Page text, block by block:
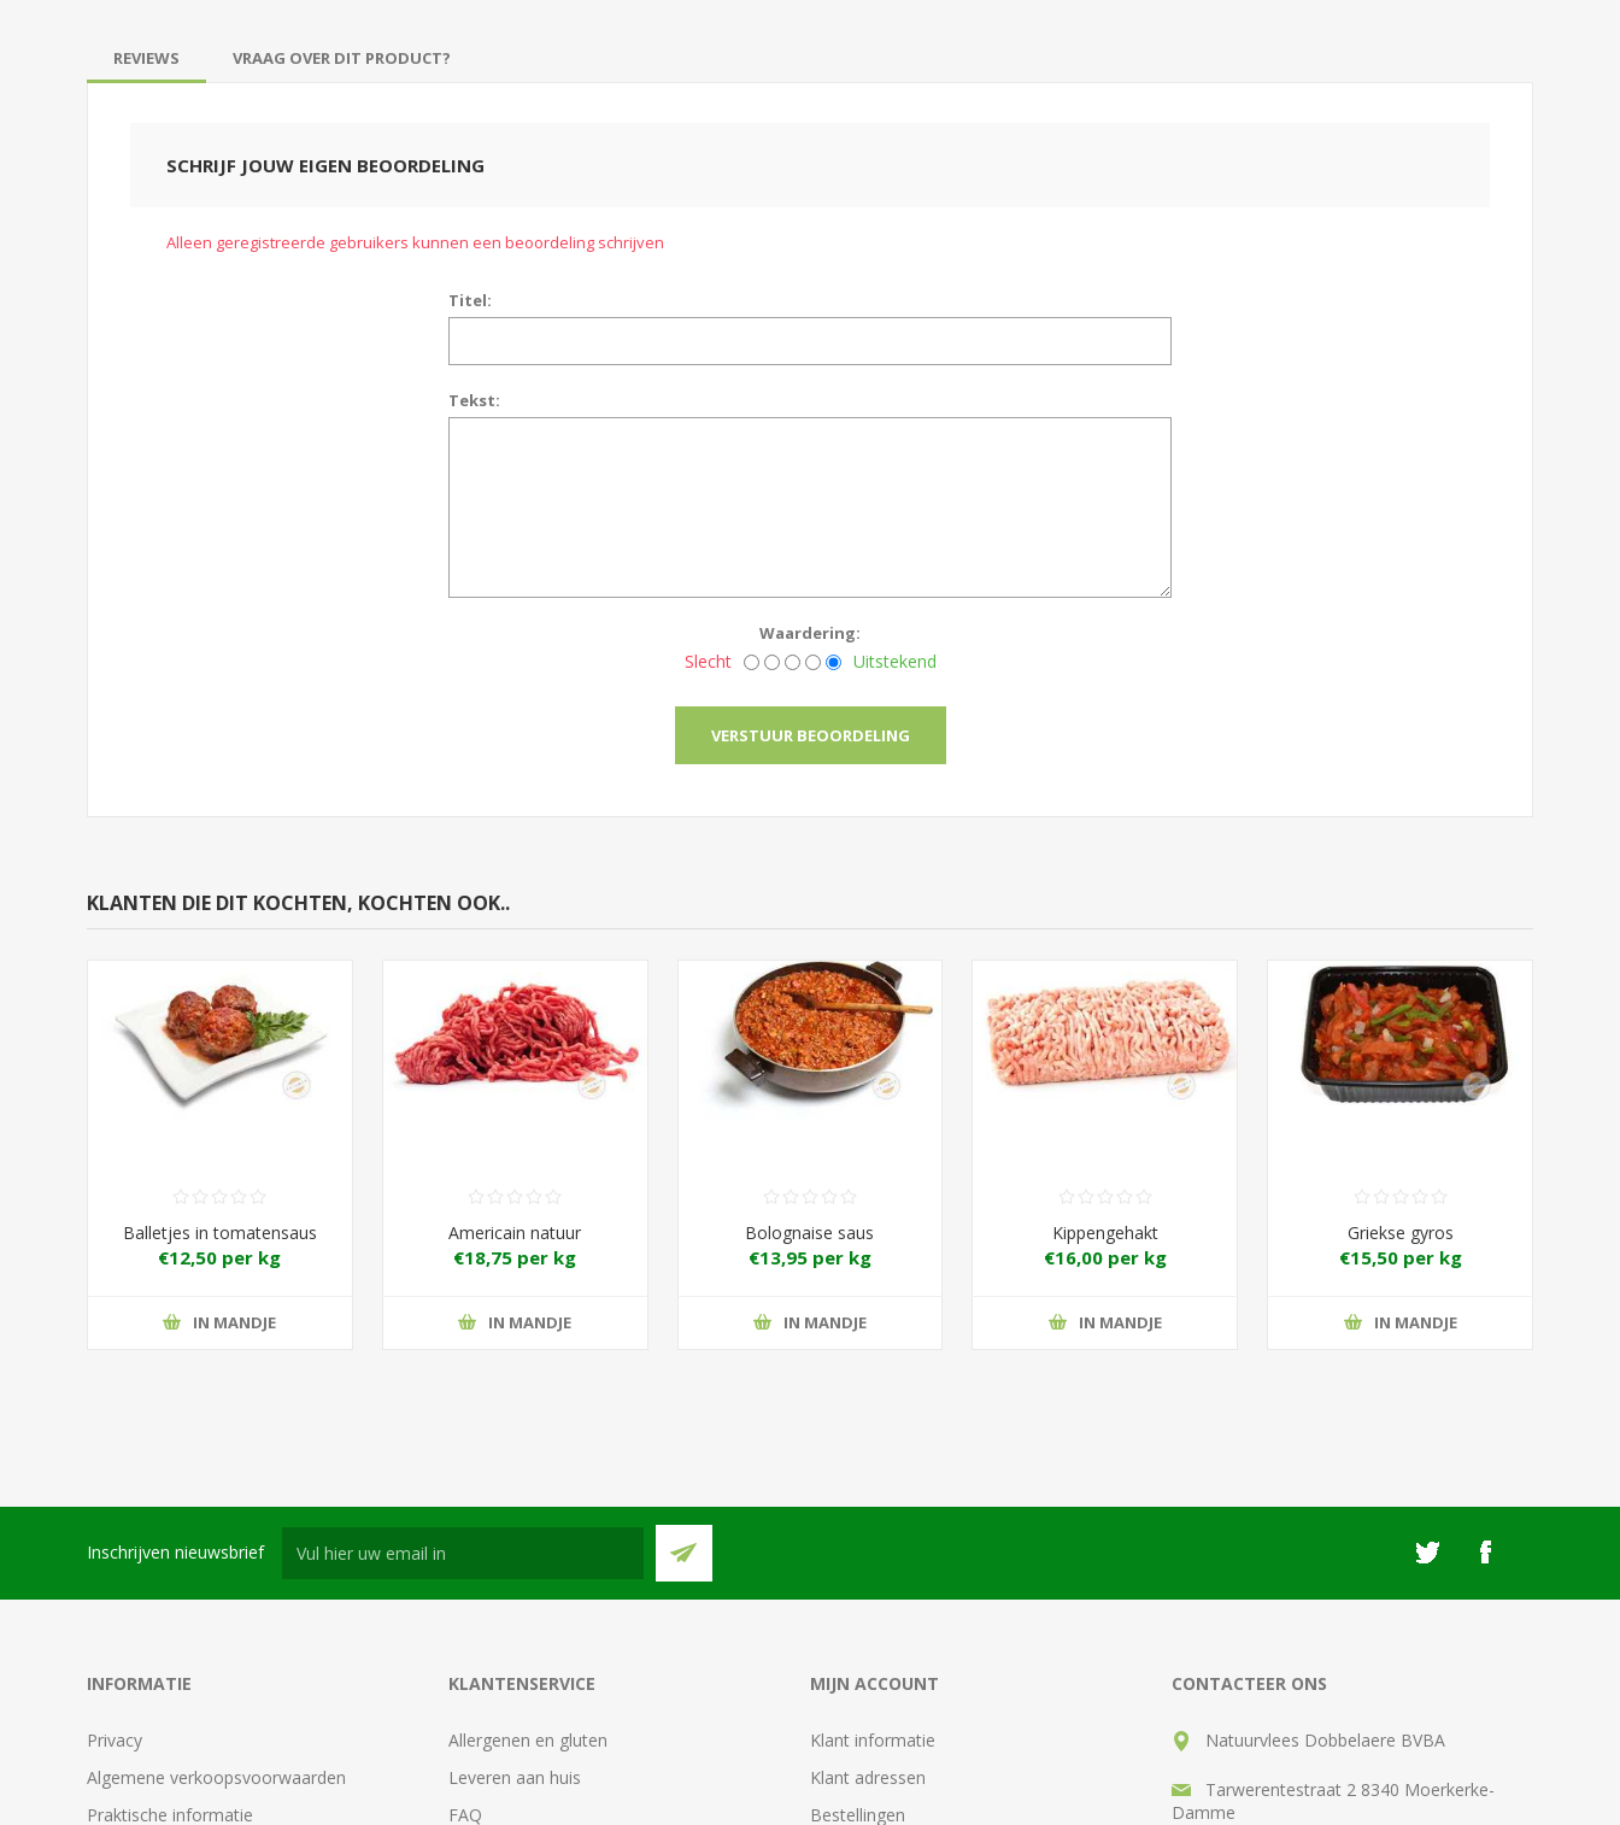
REVIEWS VRAAG OVER DIT PRODUCT?
SCHRIJF JOUW EIGEN BEOORDELING
Alleen geregistreerde gebruikers kunnen een beoordeling schrijven
Titel:
Tekst:
Waardering:
Slecht Uitstekend
KLANTEN DIE DIT KOCHTEN, KOCHTEN OOK..
Balletjes in tomatensaus
€12,50 per kg
IN MANDJE
Americain natuur
€18,75 per kg
IN MANDJE
Bolognaise saus
€13,95 per kg
IN MANDJE
Kippengehakt
€16,00 per kg
IN MANDJE
Griekse gyros
€15,50 per kg
IN MANDJE
Inschrijven nieuwsbrief
INFORMATIE
Privacy
Algemene verkoopsvoorwaarden
Praktische informatie
KLANTENSERVICE
Allergenen en gluten
Leveren aan huis
FAQ
MIJN ACCOUNT
Klant informatie
Klant adressen
Bestellingen
CONTACTEER ONS
Natuurvlees Dobbelaere BVBA
Tarwerentestraat 2 8340 Moerkerke-
Damme